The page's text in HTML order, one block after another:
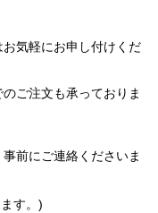
気軽にお申し付けくだ
ご注文も承っておりま
前にご連絡くださいま
す。)